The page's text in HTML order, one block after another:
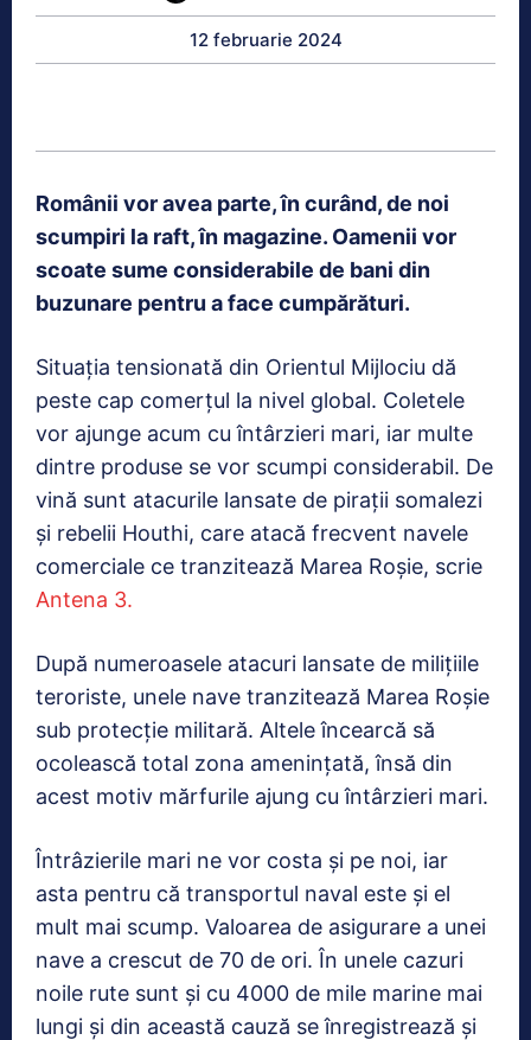
12 februarie 2024
Românii vor avea parte, în curând, de noi
scumpiri la raft, în magazine. Oamenii vor
scoate sume considerabile de bani din
buzunare pentru a face cumpărături.
Situaţia tensionată din Orientul Mijlociu dă
peste cap comerţul la nivel global. Coletele
vor ajunge acum cu întârzieri mari, iar multe
dintre produse se vor scumpi considerabil. De
vină sunt atacurile lansate de piraţii somalezi
şi rebelii Houthi, care atacă frecvent navele
comerciale ce tranzitează Marea Roşie, scrie
Antena 3.
După numeroasele atacuri lansate de miliţiile
teroriste, unele nave tranzitează Marea Roşie
sub protecţie militară. Altele încearcă să
ocolească total zona ameninţată, însă din
acest motiv mărfurile ajung cu întârzieri mari.
Întrâzierile mari ne vor costa şi pe noi, iar
asta pentru că transportul naval este şi el
mult mai scump. Valoarea de asigurare a unei
nave a crescut de 70 de ori. În unele cazuri
noile rute sunt și cu 4000 de mile marine mai
lungi și din această cauză se înregistrează și